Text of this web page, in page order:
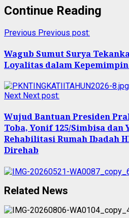
Continue Reading
Previous Previous post:
Wagub Sumut Surya
Loyalitas dalam
Next Next post:
Wujud Bantuan Presiden
Toba, Yonif 125/Simbisa dan
Rehabilitasi Rumah Ibadah
Direhab
Related News